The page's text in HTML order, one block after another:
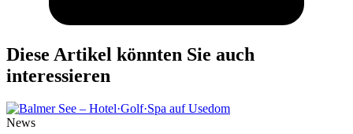
Diese Artikel könnten Sie auch
interessieren
News